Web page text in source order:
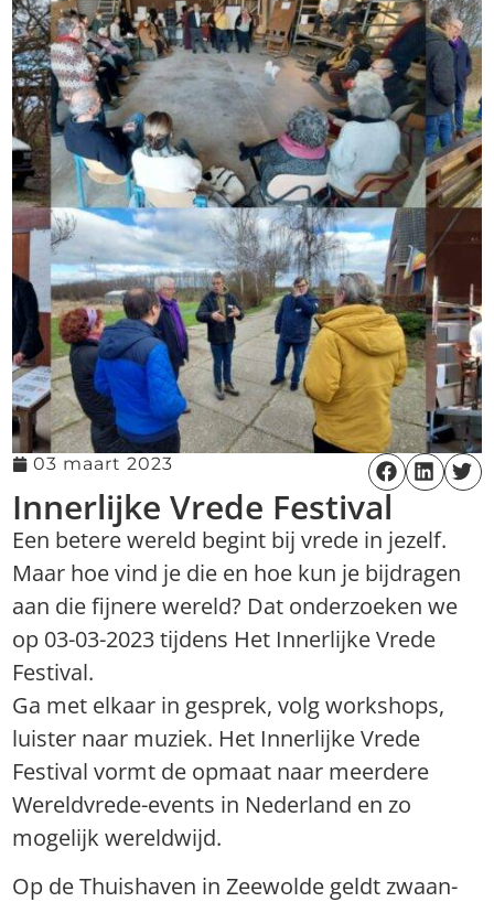
03 maart 2023
Innerlijke Vrede Festival
Een betere wereld begint bij vrede in jezelf.
Maar hoe vind je die en hoe kun je bijdragen
aan die fijnere wereld? Dat onderzoeken we
op 03-03-2023 tijdens Het Innerlijke Vrede
Festival.
Ga met elkaar in gesprek, volg workshops,
luister naar muziek. Het Innerlijke Vrede
Festival vormt de opmaat naar meerdere
Wereldvrede-events in Nederland en zo
mogelijk wereldwijd.
Op de Thuishaven in Zeewolde geldt zwaan-